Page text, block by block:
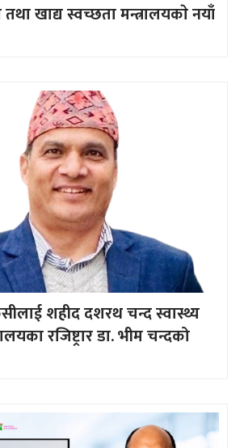
खाद्य स्वच्छता मन्त्रालयकाे नयाँ
शहीद दशरथ चन्द स्वास्थ्य
रजिष्ट्रार डा. भीम चन्दको